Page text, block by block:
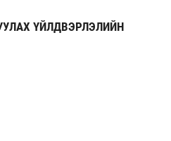
ҮЙЛДВЭРЛЭЛИЙН